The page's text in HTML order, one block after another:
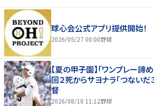
球心会公式アプリ提供開始！
2026/05/27 00:00野球
【夏の甲子園】「ワンプレー諦
回２死からサヨナラ「つない
督
2026/08/10 11:12野球